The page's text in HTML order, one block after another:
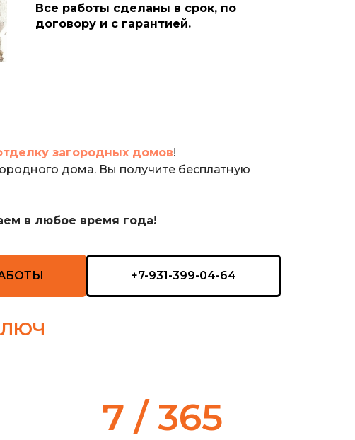
Все работы сделаны в срок, по
договору и с гарантией.
загородных домов!
дома. Вы получите бесплатную
в любое время года!
+7-931-399-04-64
7 / 365